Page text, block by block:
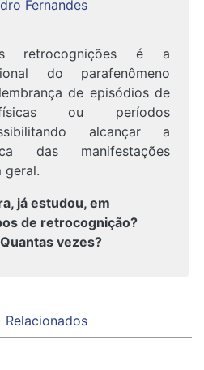
Fernandes
retrocognições é a
do parafenômeno
de episódios de
ou períodos
alcançar a
das manifestações
geral.
já estudou, em
de retrocognição?
vezes?
Relacionados